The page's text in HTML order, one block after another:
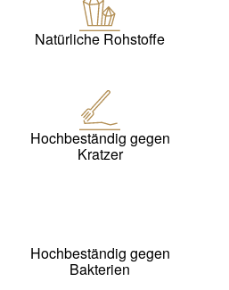
Natürliche Rohstoffe
Hochbeständig gegen
Kratzer
Hochbeständig gegen
Bakterien